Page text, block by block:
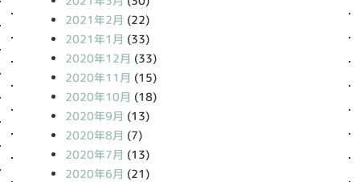
2021年2月 (22)
2021年1月 (33)
2020年12月 (33)
2020年11月 (15)
2020年10月 (18)
2020年9月 (13)
2020年8月 (7)
2020年7月 (13)
2020年6月 (21)